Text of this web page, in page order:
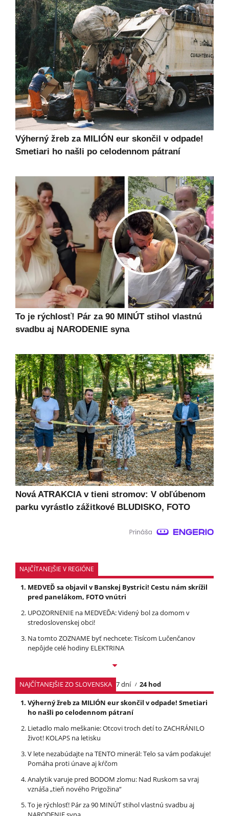
Výherný žreb za MILIÓN eur skončil v odpade!
Smetiari ho našli po celodennom pátraní
To je rýchlosť! Pár za 90 MINÚT stihol vlastnú
svadbu aj NARODENIE syna
Nová ATRAKCIA v tieni stromov: V obľúbenom
parku vyrástlo zážitkové BLUDISKO, FOTO
NAJČÍTANEJŠIE V REGIÓNE
MEDVEĎ sa objavil v Banskej Bystrici! Cestu nám skrížil
pred panelákom, FOTO vnútri
UPOZORNENIE na MEDVEĎA: Videný bol za domom v
stredoslovenskej obci!
Na tomto ZOZNAME byť nechcete: Tisícom Lučenčanov
nepôjde celé hodiny ELEKTRINA
NAJČÍTANEJŠIE ZO SLOVENSKA 7 dní
24 hod
Výherný žreb za MILIÓN eur skončil v odpade! Smetiari
ho našli po celodennom pátraní
Lietadlo malo meškanie: Otcovi troch detí to ZACHRÁNILO
život! KOLAPS na letisku
V lete nezabúdajte na TENTO minerál: Telo sa vám poďakuje!
Pomáha proti únave aj kŕčom
Analytik varuje pred BODOM zlomu: Nad Ruskom sa vraj
vznáša „tieň nového Prigožina“
To je rýchlosť! Pár za 90 MINÚT stihol vlastnú svadbu aj